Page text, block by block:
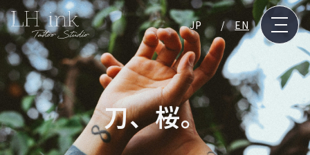
JP EN
刀、桜。